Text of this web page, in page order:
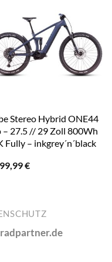
Stereo Hybrid ONE44
– 27.5 // 29 Zoll 800Wh
Fully – inkgrey´n´black
€